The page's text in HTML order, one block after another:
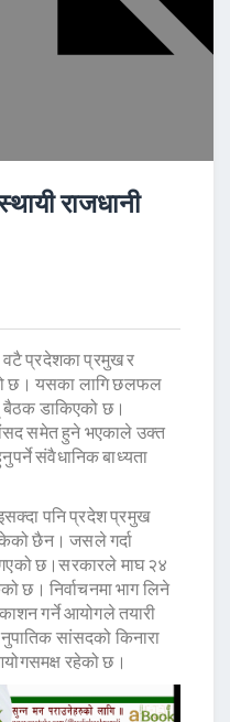
राजधानी
प्रदेशका प्रमुख र
छ। यसका लागि छलफल
बैठक डाकिएको छ।
समेत हुने भएकाले उक्त
संवैधानिक बाध्यता
पनि प्रदेश प्रमुख
छैन। जसले गर्दा
गएको छ।सरकारले माघ २४
छ। निर्वाचनमा भाग लिने
गर्ने आयोगले तयारी
सांसदको किनारा
रहेको छ।